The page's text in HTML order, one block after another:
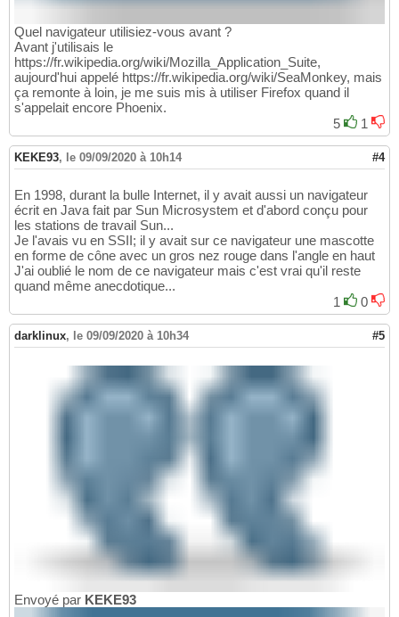
Quel navigateur utilisiez-vous avant ?
Avant j'utilisais le
https://fr.wikipedia.org/wiki/Mozilla_Application_Suite,
aujourd'hui appelé https://fr.wikipedia.org/wiki/SeaMonkey, mais
ça remonte à loin, je me suis mis à utiliser Firefox quand il
s'appelait encore Phoenix.
5
1
KEKE93, le 09/09/2020 à 10h14 #4
En 1998, durant la bulle Internet, il y avait aussi un navigateur
écrit en Java fait par Sun Microsystem et d'abord conçu pour
les stations de travail Sun...
Je l'avais vu en SSII; il y avait sur ce navigateur une mascotte
en forme de cône avec un gros nez rouge dans l'angle en haut
J'ai oublié le nom de ce navigateur mais c'est vrai qu'il reste
quand même anecdotique...
1
0
darklinux, le 09/09/2020 à 10h34 #5
Envoyé par KEKE93